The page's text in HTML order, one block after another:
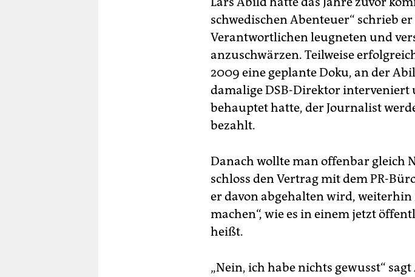
schwedischen Abenteuer“ schrieb
Verantwortlichen leugneten und
anzuschwärzen. Teilweise
2009 eine geplante Doku, an der
damalige DSB-Direktor interveniert
behauptet hatte, der Journalist
bezahlt.
Danach wollte man offenbar gleich
schloss den Vertrag mit dem PR-
er davon abgehalten wird,
machen“, wie es in einem jetzt
heißt.
„Nein, ich habe nichts gewusst“